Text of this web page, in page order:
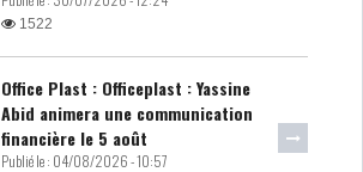
1522
Office Plast : Officeplast : Yassine
Abid animera une communication
financière le 5 août
Publié le : 04/08/2026 - 10:57